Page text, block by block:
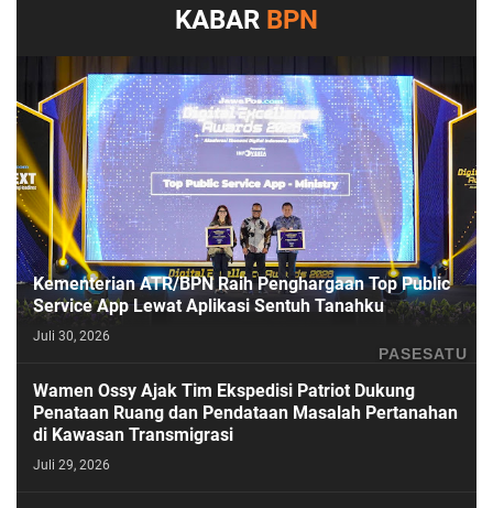
KABAR BPN
PASESATU
Kementerian ATR/BPN Raih Penghargaan Top Public
Service App Lewat Aplikasi Sentuh Tanahku
Juli 30, 2026
Wamen Ossy Ajak Tim Ekspedisi Patriot Dukung
Penataan Ruang dan Pendataan Masalah Pertanahan
di Kawasan Transmigrasi
Juli 29, 2026